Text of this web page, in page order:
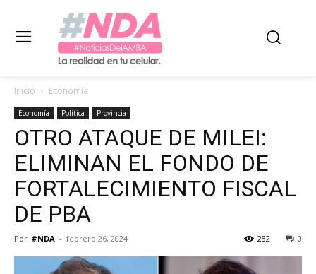
Inicio Economía
Economía Política Provincia
OTRO ATAQUE DE MILEI:
ELIMINAN EL FONDO DE
FORTALECIMIENTO FISCAL
DE PBA
Por #NDA - febrero 26, 2024 0
282